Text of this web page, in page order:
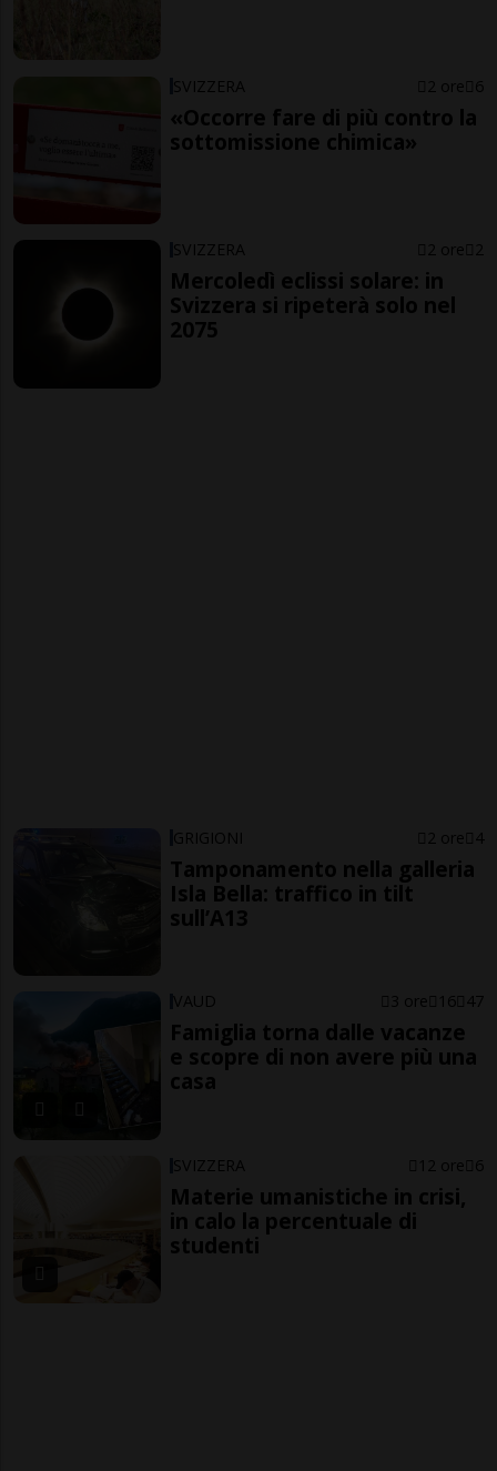
SVIZZERA 2 ore 6
«Occorre fare di più contro la
sottomissione chimica»
SVIZZERA 2 ore 2
Mercoledì eclissi solare: in
Svizzera si ripeterà solo nel
2075
GRIGIONI 2 ore 4
Tamponamento nella galleria
Isla Bella: traffico in tilt
sull’A13
VAUD 3 ore 16 47
Famiglia torna dalle vacanze
e scopre di non avere più una
casa
SVIZZERA 12 ore 6
Materie umanistiche in crisi,
in calo la percentuale di
studenti